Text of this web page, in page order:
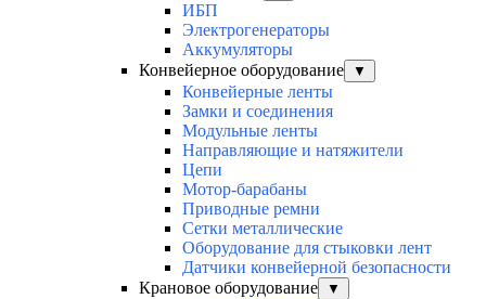
ИБП
Электрогенераторы
Аккумуляторы
Конвейерное оборудование
▼
Конвейерные ленты
Замки и соединения
Модульные ленты
Направляющие и натяжители
Цепи
Мотор-барабаны
Приводные ремни
Сетки металлические
Оборудование для стыковки лент
Датчики конвейерной безопасности
Крановое оборудование
▼